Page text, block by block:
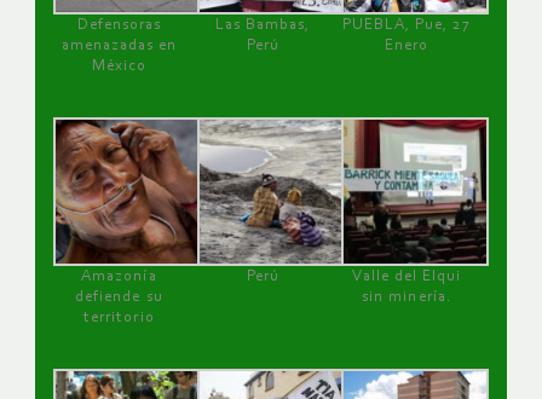
Defensoras
amenazadas en
México
Las Bambas,
Perú
PUEBLA, Pue, 27
Enero
Amazonía
defiende su
territorio
Perú
Valle del Elqui
sin minería.